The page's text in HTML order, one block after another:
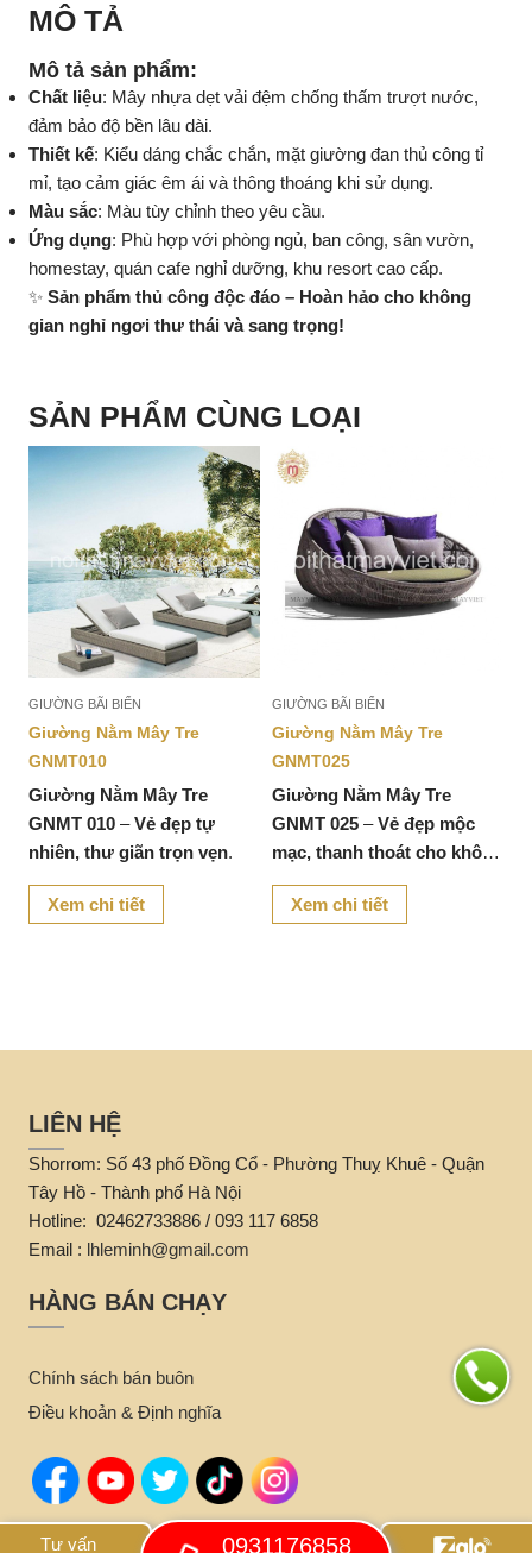
MÔ TẢ
Mô tả sản phẩm:
Chất liệu: Mây nhựa dẹt vải đệm chống thấm trượt nước,
đảm bảo độ bền lâu dài.
Thiết kế: Kiểu dáng chắc chắn, mặt giường đan thủ công tỉ
mỉ, tạo cảm giác êm ái và thông thoáng khi sử dụng.
Màu sắc: Màu tùy chỉnh theo yêu cầu.
Ứng dụng: Phù hợp với phòng ngủ, ban công, sân vườn,
homestay, quán cafe nghỉ dưỡng, khu resort cao cấp.
✨ Sản phẩm thủ công độc đáo – Hoàn hảo cho không
gian nghỉ ngơi thư thái và sang trọng!
SẢN PHẨM CÙNG LOẠI
GIƯỜNG BÃI BIỂN
Giường Nằm Mây Tre
GNMT010
Giường Nằm Mây Tre
GNMT 010 –Vẻ đẹp tự
nhiên, thư giãn trọn vẹn.
Xem chi tiết
GIƯỜNG BÃI BIỂN
Giường Nằm Mây Tre
GNMT025
Giường Nằm Mây Tre
GNMT 025 –Vẻ đẹp mộc
mạc, thanh thoát cho không
gian sống.
Xem chi tiết
LIÊN HỆ
Shorrom: Số 43 phố Đồng Cổ - Phường Thuỵ Khuê - Quận
Tây Hồ - Thành phố Hà Nội
Hotline: 02462733886 / 093 117 6858
Email : lhleminh@gmail.com
HÀNG BÁN CHẠY
Chính sách bán buôn
Điều khoản & Định nghĩa
Tư vấn 0931176858